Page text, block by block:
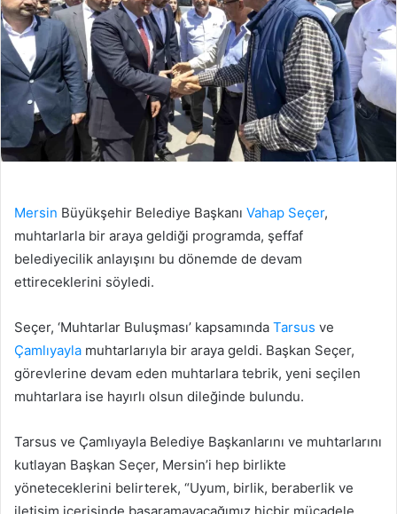
Mersin Büyükşehir Belediye Başkanı Vahap Seçer,
muhtarlarla bir araya geldiği programda, şeffaf
belediyecilik anlayışını bu dönemde de devam
ettireceklerini söyledi.
Seçer, ‘Muhtarlar Buluşması’ kapsamında Tarsus ve
Çamlıyayla muhtarlarıyla bir araya geldi. Başkan Seçer,
görevlerine devam eden muhtarlara tebrik, yeni seçilen
muhtarlara ise hayırlı olsun dileğinde bulundu.
Tarsus ve Çamlıyayla Belediye Başkanlarını ve muhtarlarını
kutlayan Başkan Seçer, Mersin’i hep birlikte
yöneteceklerini belirterek, “Uyum, birlik, beraberlik ve